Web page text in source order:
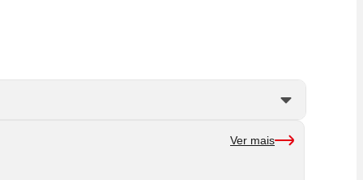
Ver mais